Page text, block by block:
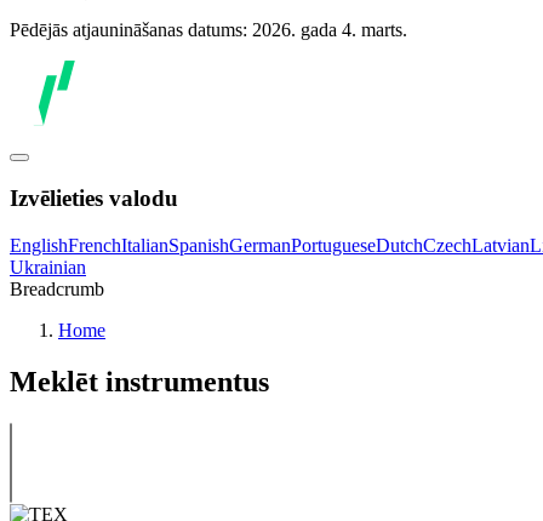
Pēdējās atjaunināšanas datums: 2026. gada 4. marts.
Izvēlieties valodu
EnglishFrenchItalianSpanishGermanPortugueseDutchCzechLatvian
Ukrainian
Breadcrumb
Home
Meklēt instrumentus